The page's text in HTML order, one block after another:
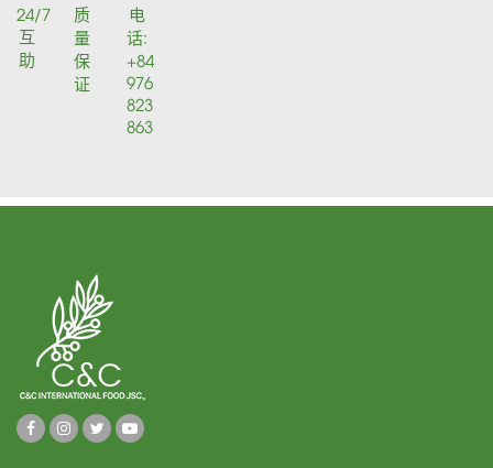
24/7
互
助
质
量
保
证
电
话:
+84
976
823
863